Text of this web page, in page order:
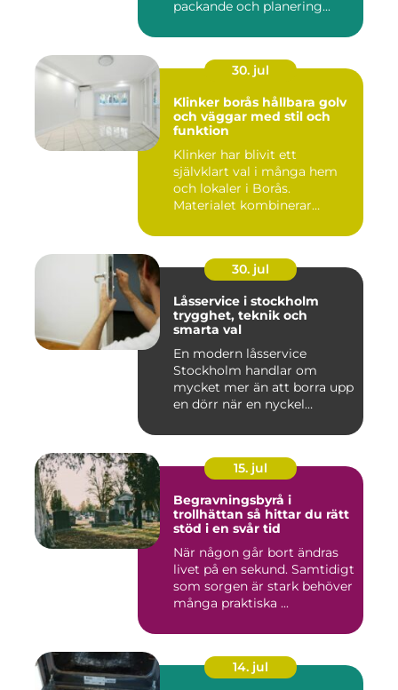
packande och planering...
30. jul
Klinker borås hållbara golv
och väggar med stil och
funktion
Klinker har blivit ett
självklart val i många hem
och lokaler i Borås.
Materialet kombinerar
30. jul
Låsservice i stockholm
trygghet, teknik och
smarta val
En modern låsservice
Stockholm handlar om
mycket mer än att borra upp
en dörr när en nyckel
15. jul
Begravningsbyrå i
trollhättan så hittar du rätt
stöd i en svår tid
När någon går bort ändras
livet på en sekund. Samtidigt
som sorgen är stark behöver
många praktiska ...
14. jul